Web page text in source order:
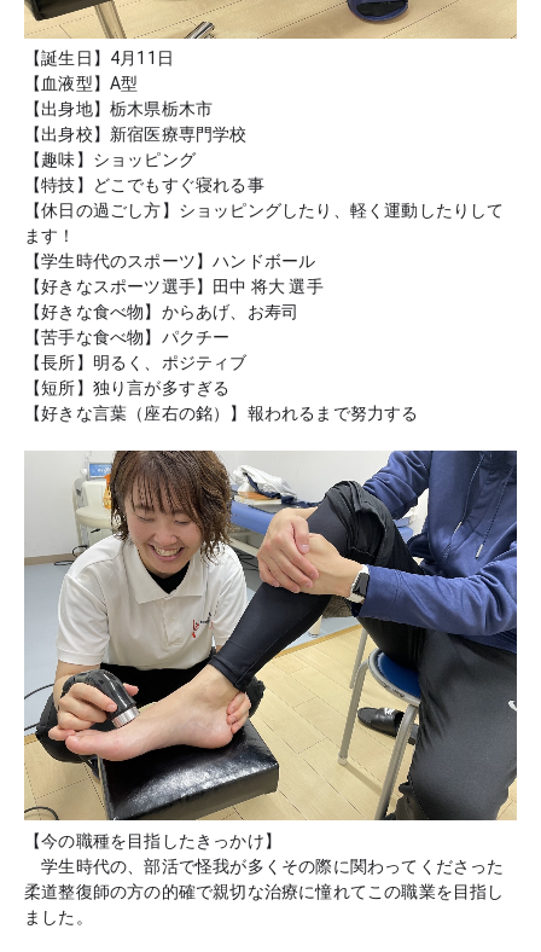
メディアページ
【誕生日】4月11日
【血液型】A型
【出身地】栃木県栃木市
【出身校】新宿医療専門学校
【趣味】ショッピング
【特技】どこでもすぐ寝れる事
【休日の過ごし方】ショッピングしたり、軽く運動したりして
ます！
【学生時代のスポーツ】ハンドボール
【好きなスポーツ選手】田中 将大 選手
【好きな食べ物】からあげ、お寿司
【苦手な食べ物】パクチー
【長所】明るく、ポジティブ
【短所】独り言が多すぎる
【好きな言葉（座右の銘）】報われるまで努力する
【今の職種を目指したきっかけ】
学生時代の、部活で怪我が多くその際に関わってくださった
柔道整復師の方の的確で親切な治療に憧れてこの職業を目指し
ました。